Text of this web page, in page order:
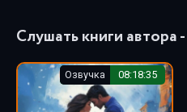
Слушать книги автора -
Озвучка 08:18:35